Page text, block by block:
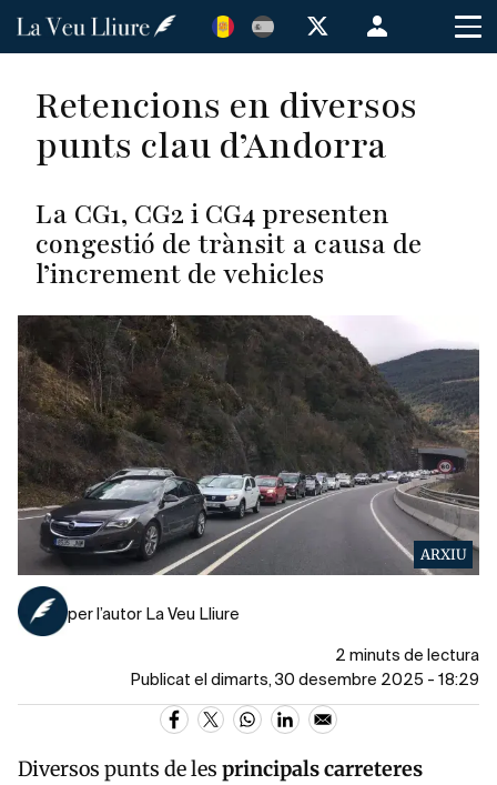
Vés
Menú
de
de
usuario
Retencions en diversos
punts clau d’Andorra
La CG1, CG2 i CG4 presenten
congestió de trànsit a causa de
l’increment de vehicles
ARXIU
per l’autor La Veu Lliure
2 minuts de lectura
Publicat el dimarts, 30 desembre 2025 - 18:29
Diversos punts de les principals carreteres